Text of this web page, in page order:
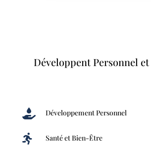
Développent Personnel
 Développement Personnel
 Santé et Bien-Être